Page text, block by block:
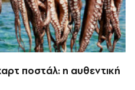
ποστάλ: η αυθεντική